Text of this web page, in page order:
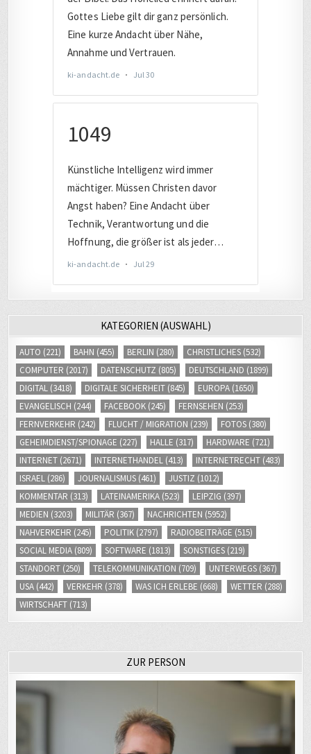
KATEGORIEN (AUSWAHL)
AUTO (221) BAHN (455) BERLIN (280) CHRISTLICHES (532)
COMPUTER (2017) DATENSCHUTZ (805) DEUTSCHLAND (1899)
DIGITAL (3418) DIGITALE SICHERHEIT (845) EUROPA (1650)
EVANGELISCH (244) FACEBOOK (245) FERNSEHEN (253)
FERNVERKEHR (242) FLUCHT / MIGRATION (239) FOTOS (380)
GEHEIMDIENST/SPIONAGE (227) HALLE (317) HARDWARE (721)
INTERNET (2671) INTERNETHANDEL (413) INTERNETRECHT (483)
ISRAEL (286) JOURNALISMUS (461) JUSTIZ (1012)
KOMMENTAR (313) LATEINAMERIKA (523) LEIPZIG (397)
MEDIEN (3203) MILITÄR (367) NACHRICHTEN (5952)
NAHVERKEHR (245) POLITIK (2797) RADIOBEITRÄGE (515)
SOCIAL MEDIA (809) SOFTWARE (1813) SONSTIGES (219)
STANDORT (250) TELEKOMMUNIKATION (709) UNTERWEGS (367)
USA (442) VERKEHR (378) WAS ICH ERLEBE (668) WETTER (288)
WIRTSCHAFT (713)
ZUR PERSON